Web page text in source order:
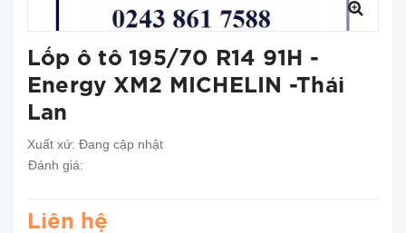
Lốp ô tô 195/70 R14 91H -
Energy XM2 MICHELIN -Thái
Lan
Xuất xứ: Đang cập nhật
Đánh giá:
Liên hệ